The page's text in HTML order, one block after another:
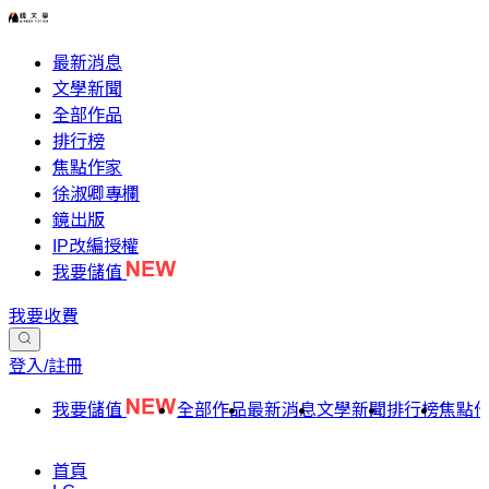
最新消息
文學新聞
全部作品
排行榜
焦點作家
徐淑卿專欄
鏡出版
IP改編授權
我要儲值
我要收費
登入/註冊
我要儲值 全部作品最新消息文學新聞排行榜焦點
首頁